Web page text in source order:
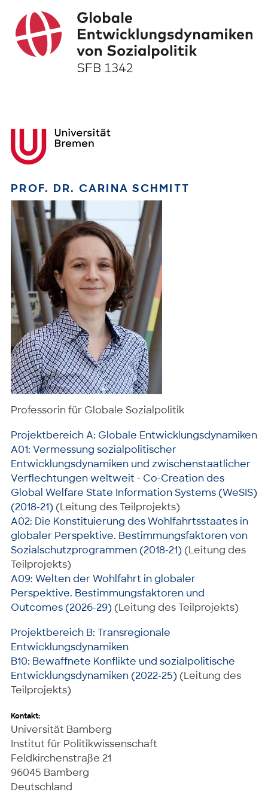
PROF. DR. CARINA SCHMITT
Professorin für Globale Sozialpolitik
Projektbereich A: Globale Entwicklungsdynamiken
A01: Vermessung sozialpolitischer
Entwicklungsdynamiken und zwischenstaatlicher
Verflechtungen weltweit - Co-Creation des
Global Welfare State Information Systems (WeSIS)
(2018-21) (Leitung des Teilprojekts)
A02: Die Konstituierung des Wohlfahrtsstaates in
globaler Perspektive. Bestimmungsfaktoren von
Sozialschutzprogrammen (2018-21) (Leitung des
Teilprojekts)
A09: Welten der Wohlfahrt in globaler
Perspektive. Bestimmungsfaktoren und
Outcomes (2026-29) (Leitung des Teilprojekts)
Projektbereich B: Transregionale
Entwicklungsdynamiken
B10: Bewaffnete Konflikte und sozialpolitische
Entwicklungsdynamiken (2022-25) (Leitung des
Teilprojekts)
Kontakt:
Universität Bamberg
Institut für Politikwissenschaft
Feldkirchenstraße 21
96045 Bamberg
Deutschland